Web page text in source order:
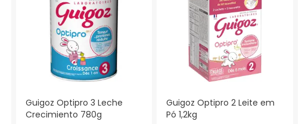
Guigoz Optipro 3 Leche
Crecimiento 780g
Guigoz Optipro 2 Leite em
Pó 1,2kg